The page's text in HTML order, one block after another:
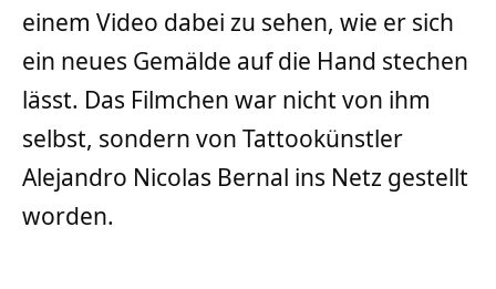
einem Video dabei zu sehen, wie er sich
ein neues Gemälde auf die Hand stechen
lässt. Das Filmchen war nicht von ihm
selbst, sondern von Tattookünstler
Alejandro Nicolas Bernal ins Netz gestellt
worden.